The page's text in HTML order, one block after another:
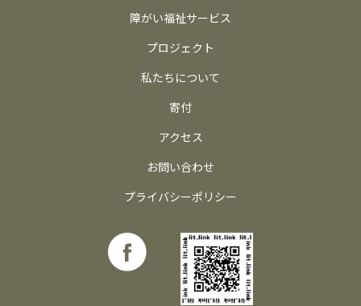
障がい福祉サービス
プロジェクト
私たちについて
寄付
アクセス
お問い合わせ
プライバシーポリシー